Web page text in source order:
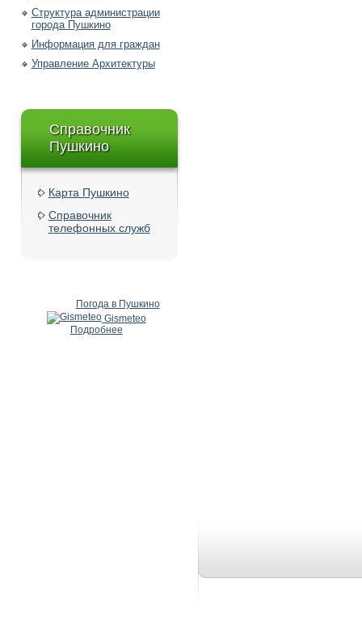
Структура администрации
города Пушкино
Информация для граждан
Управление Архитектуры
Справочник
Пушкино
Карта Пушкино
Справочник
телефонных служб
Погода в Пушкино
Gismeteo
Подробнее